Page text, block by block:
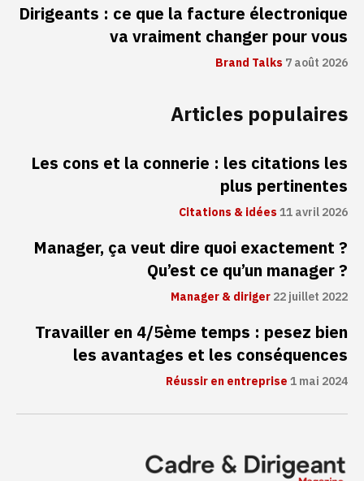
Dirigeants : ce que la facture électronique
va vraiment changer pour vous
Brand Talks7 août 2026
Articles populaires
Les cons et la connerie : les citations les
plus pertinentes
Citations & idées11 avril 2026
Manager, ça veut dire quoi exactement ?
Qu’est ce qu’un manager ?
Manager & diriger22 juillet 2022
Travailler en 4/5ème temps : pesez bien
les avantages et les conséquences
Réussir en entreprise1 mai 2024